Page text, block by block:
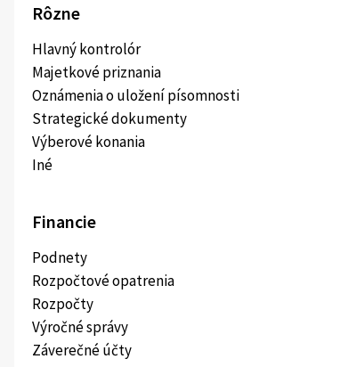
Rôzne
Hlavný kontrolór
Majetkové priznania
Oznámenia o uložení písomnosti
Strategické dokumenty
Výberové konania
Iné
Financie
Podnety
Rozpočtové opatrenia
Rozpočty
Výročné správy
Záverečné účty